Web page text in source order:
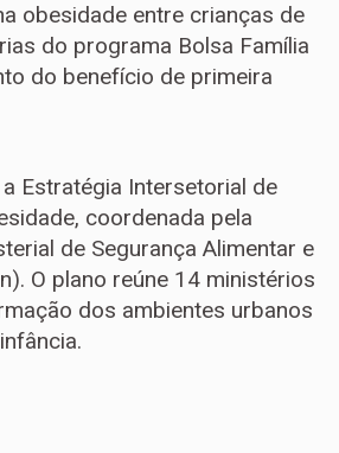
obesidade entre crianças de
do programa Bolsa Família
do benefício de primeira
Estratégia Intersetorial de
coordenada pela
de Segurança Alimentar e
O plano reúne 14 ministérios
dos ambientes urbanos